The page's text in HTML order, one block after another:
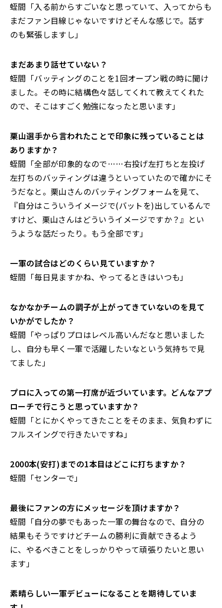
蛭間「入る前からすごいなと思っていて、入ってからも
まだファン目線じゃないですけどそんな感じで。話す
のも緊張しますし」
――まだあまり話せていない？
蛭間「バッティングのことを1回オープン戦の時に聞け
ました。その時に結構色々話してくれて教えてくれた
ので、そこはすごく勉強になったと思います」
――栗山選手から言われたことで印象に残っていることは
ありますか？
蛭間「全部が印象的なので……右投げ左打ちと左投げ
左打ちのバッティングは違うといっていたので確かにそ
うだなと。栗山さんのバッティングフォームを見て、
『自分はこういうイメージで(バットを)出しているんで
すけど、栗山さんはどういうイメージですか？』とい
うような話だったり。もう全部です」
――一軍の試合はどの くらい見ていますか？
蛭間「毎日見ますかね、やってるときはいつも」
――なかなかチームの調子が上がってきていないのを見て
いかがでしたか？
蛭間「やっぱりプロはレベル高いんだなと思いました
し、自分も早く一軍で活躍したいなという気持ちで見
てました」
――プロに入っての第一打席が近づいています。どんなアプ
ローチで行こうと思っていますか？
蛭間「とにかくやってきたことをそのまま、気負わずに
フルスイングで行きたいですね」
――2000本(安打)までの1本目はどこに打ちますか？
蛭間「センターで」
――最後にファンの方にメッセージを頂けますか？
蛭間「自分の夢でもあった一軍の舞台なので、自分の
結果もそうですけどチームの勝利に貢献できるよう
に、やるべきことをしっかりやって頑張りたいと思い
ます」
――素晴らしい一軍デビューになることを期待していま